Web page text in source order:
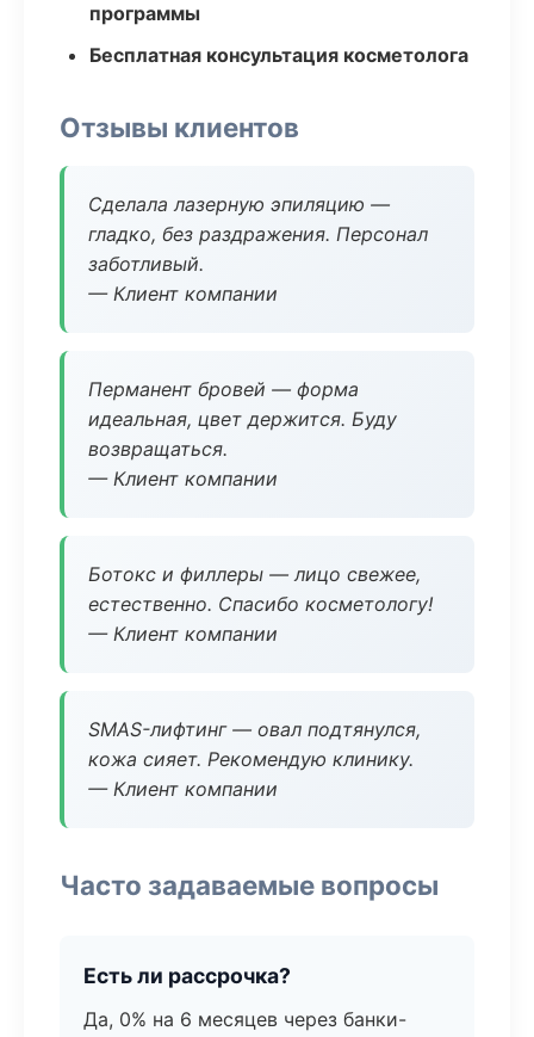
программы
Бесплатная консультация косметолога
Отзывы клиентов
Сделала лазерную эпиляцию —
гладко, без раздражения. Персонал
заботливый.
— Клиент компании
Перманент бровей — форма
идеальная, цвет держится. Буду
возвращаться.
— Клиент компании
Ботокс и филлеры — лицо свежее,
естественно. Спасибо косметологу!
— Клиент компании
SMAS-лифтинг — овал подтянулся,
кожа сияет. Рекомендую клинику.
— Клиент компании
Часто задаваемые вопросы
Есть ли рассрочка?
Да, 0% на 6 месяцев через банки-